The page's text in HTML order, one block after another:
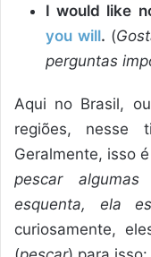
I would like
you will. (
perguntas
Aqui no Brasil,
regiões, nesse
Geralmente, isso
pescar algumas
esquenta, ela
curiosamente,